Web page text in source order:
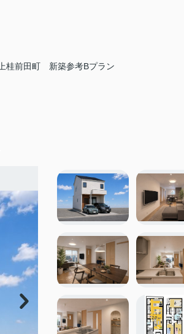
上桂前田町 新築参考Bプラン